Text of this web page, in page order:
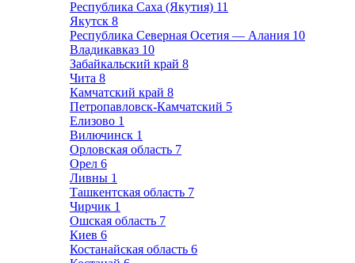
Республика Саха (Якутия) 11
Якутск 8
Республика Северная Осетия — Алания 10
Владикавказ 10
Забайкальский край 8
Чита 8
Камчатский край 8
Петропавловск-Камчатский 5
Елизово 1
Вилючинск 1
Орловская область 7
Орел 6
Ливны 1
Ташкентская область 7
Чирчик 1
Ошская область 7
Киев 6
Костанайская область 6